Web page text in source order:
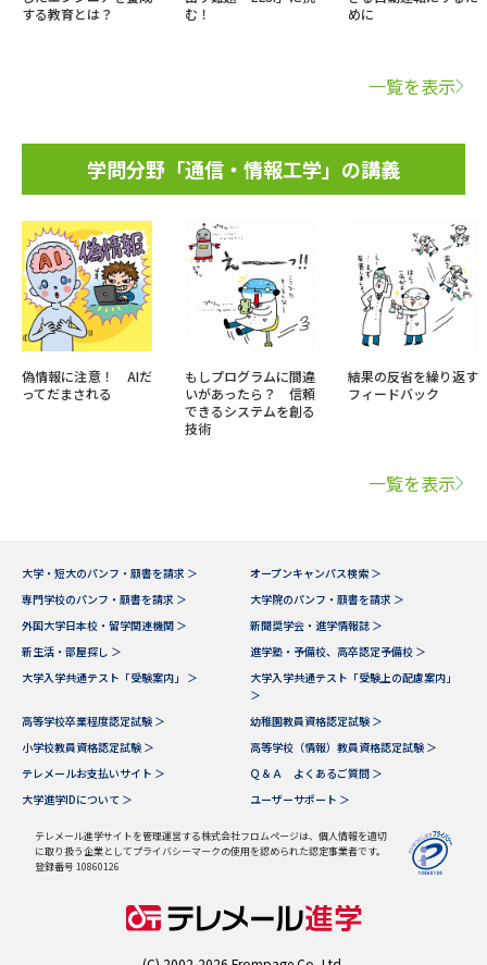
する教育とは？
む！
めに
一覧を表示
学問分野「通信・情報工学」の講義
偽情報に注意！ AIだ
ってだまされる
もしプログラムに間違
いがあったら？ 信頼
できるシステムを創る
技術
結果の反省を繰り返す
フィードバック
一覧を表示
大学・短大のパンフ・願書を請求 ＞
オープンキャンパス検索 ＞
専門学校のパンフ・願書を請求 ＞
大学院のパンフ・願書を請求 ＞
外国大学日本校・留学関連機関 ＞
新聞奨学会・進学情報誌 ＞
新生活・部屋探し ＞
進学塾・予備校、高卒認定予備校 ＞
大学入学共通テスト「受験案内」 ＞
大学入学共通テスト「受験上の配慮案内」
＞
高等学校卒業程度認定試験 ＞
幼稚園教員資格認定試験 ＞
小学校教員資格認定試験 ＞
高等学校（情報）教員資格認定試験 ＞
テレメールお支払いサイト ＞
Ｑ＆Ａ よくあるご質問 ＞
大学進学IDについて ＞
ユーザーサポート ＞
テレメール進学サイトを管理運営する株式会社フロムページは、個人情報を適切
に取り扱う企業としてプライバシーマークの使用を認められた認定事業者です。
登録番号 10860126